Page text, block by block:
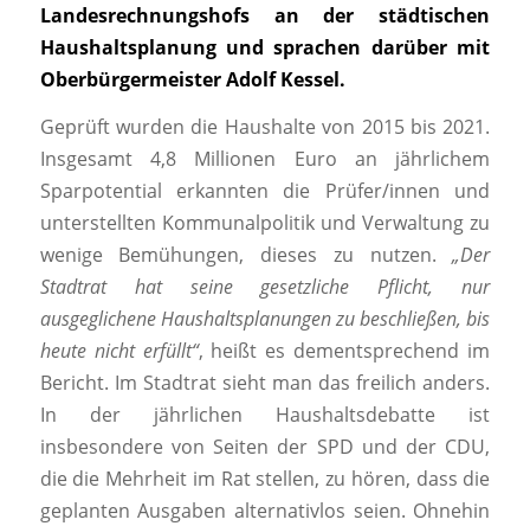
Landesrechnungshofs an der städtischen
Haushaltsplanung und sprachen darüber mit
Oberbürgermeister Adolf Kessel.
Geprüft wurden die Haushalte von 2015 bis 2021.
Insgesamt 4,8 Millionen Euro an jährlichem
Sparpotential erkannten die Prüfer/innen und
unterstellten Kommunalpolitik und Verwaltung zu
wenige Bemühungen, dieses zu nutzen.„Der
Stadtrat hat seine gesetzliche Pflicht, nur
ausgeglichene Haushaltsplanungen zu beschließen, bis
heute nicht erfüllt“, heißt es dementsprechend im
Bericht. Im Stadtrat sieht man das freilich anders.
In der jährlichen Haushaltsdebatte ist
insbesondere von Seiten der SPD und der CDU,
die die Mehrheit im Rat stellen, zu hören, dass die
geplanten Ausgaben alternativlos seien. Ohnehin